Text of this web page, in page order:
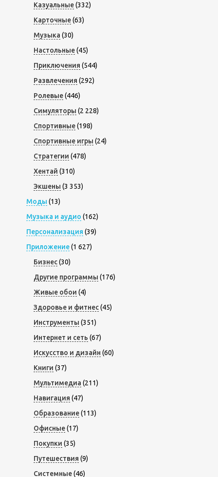
Казуальные(332)
Карточные(63)
Музыка (30)
Настольные(45)
Приключения (544)
Развлечения (292)
Ролевые(446)
Симуляторы (2 228)
Спортивные(198)
Спортивные игры (24)
Стратегии (478)
Хентай (310)
Экшены (3 353)
Моды (13)
Музыка и аудио (162)
Персонализация (39)
Приложение(1 627)
Бизнес(30)
Другие программы (176)
Живые обои (4)
Здоровье и фитнес(45)
Инструменты (351)
Интернет и сеть (67)
Искусство и дизайн (60)
Книги (37)
Мультимедиа (211)
Навигация (47)
Образование(113)
Офисные(17)
Покупки (35)
Путешествия (9)
Системные(46)